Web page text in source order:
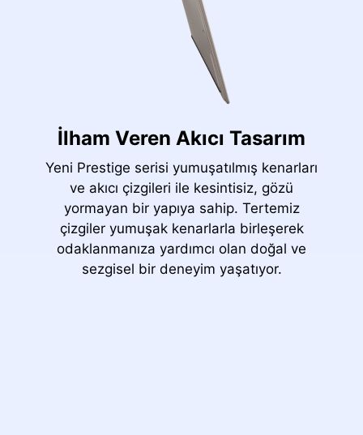
İlham Veren Akıcı Tasarım
Yeni Prestige serisi yumuşatılmış kenarları
ve akıcı çizgileri ile kesintisiz, gözü
yormayan bir yapıya sahip. Tertemiz
çizgiler yumuşak kenarlarla birleşerek
odaklanmanıza yardımcı olan doğal ve
sezgisel bir deneyim yaşatıyor.